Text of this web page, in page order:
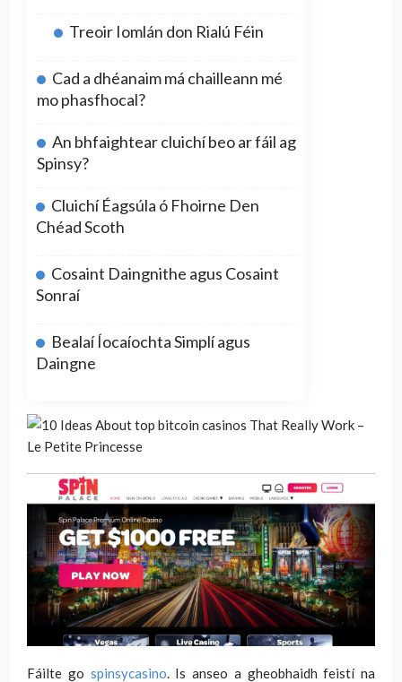
Treoir Iomlán don Rialú Féin
Cad a dhéanaim má chailleann mé
mo phasfhocal?
An bhfaightear cluichí beo ar fáil ag
Spinsy?
Cluichí Éagsúla ó Fhoirne Den
Chéad Scoth
Cosaint Daingnithe agus Cosaint
Sonraí
Bealaí Íocaíochta Simplí agus
Daingne
Fáilte go spinsycasino. Is anseo a gheobhaidh feistí na